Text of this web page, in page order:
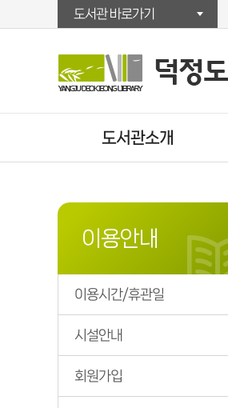
도서관 바로가기
도서관소개
연혁
자료현황
찾아오시는길
운영법규
이용안내
이용시간/휴관일
시설안내
회원가입